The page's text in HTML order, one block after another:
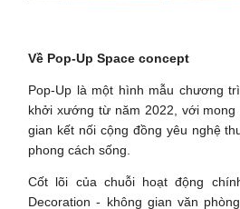
Về Pop-Up Space concept
Pop-Up là một hình mẫu chương
khởi xướng từ năm 2022, với
gian kết nối cộng đồng yêu nghệ
phong cách sống.
Cốt lõi của chuỗi hoạt động
Decoration - không gian văn